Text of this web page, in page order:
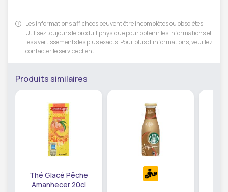
Les informations affichées peuvent être incomplètes ou obsolètes.
Utilisez toujours le produit physique pour obtenir les informations et
les avertissements les plus exacts. Pour plus d'informations, veuillez
contacter le service client.
Produits similaires
Thé Glacé Pêche
Amanhecer 20cl